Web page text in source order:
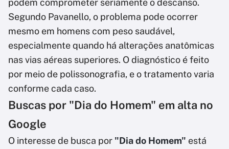
podem comprometer seriamente o descanso.
Segundo Pavanello, o problema pode ocorrer
mesmo em homens com peso saudável,
especialmente quando há alterações anatômicas
nas vias aéreas superiores. O diagnóstico é feito
por meio de polissonografia, e o tratamento varia
conforme cada caso.
Buscas por "Dia do Homem" em alta no
Google
O interesse de busca por "Dia do Homem" está